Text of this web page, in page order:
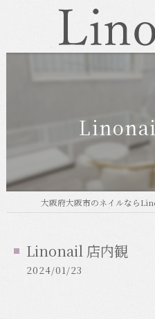
Linonail 店内観
2024/01/23